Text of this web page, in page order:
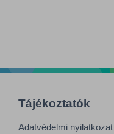
Tájékoztatók
Adatvédelmi nyilatkozat